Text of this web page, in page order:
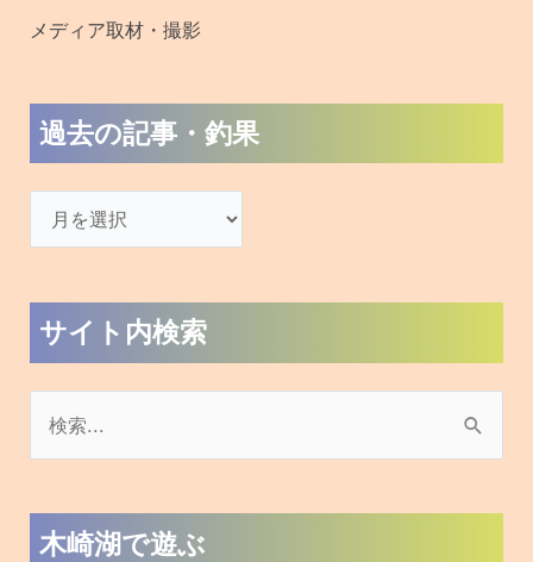
メディア取材・撮影
過去の記事・釣果
サイト内検索
象
木崎湖で遊ぶ